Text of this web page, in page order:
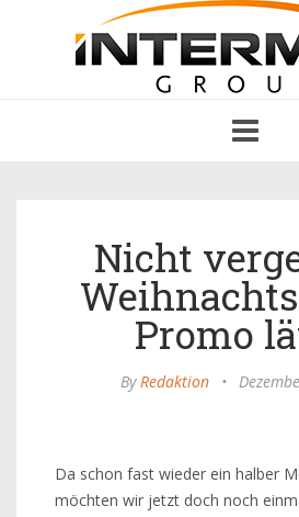
navigation
Nicht
Promo
ByRedaktion •
Da schon fast wieder ein halber
möchten wir jetzt doch noch